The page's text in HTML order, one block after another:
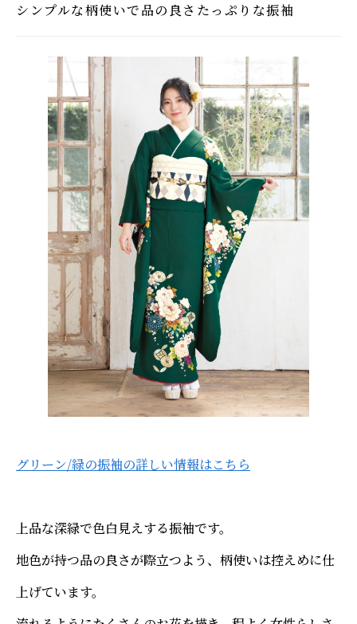
シンプルな柄使いで品の良さたっぷりな振袖
グリーン/緑の振袖の詳しい情報はこちら
上品な深緑で色白見えする振袖です。
地色が持つ品の良さが際立つよう、柄使いは控えめに仕
上げています。